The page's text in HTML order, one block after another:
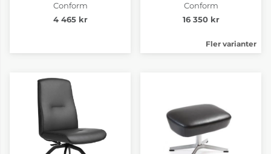
Conform
4 465 kr
Conform
16 350 kr
Fler varianter